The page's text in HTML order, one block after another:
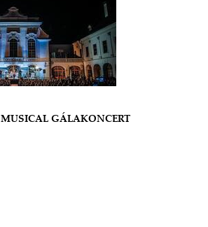
MUSICAL GÁLAKONCERT